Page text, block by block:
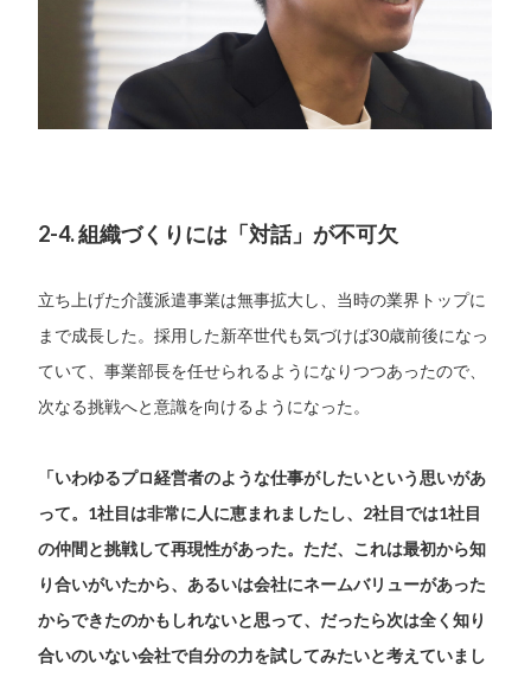
2-4. 組織づくりには「対話」が不可欠
立ち上げた介護派遣事業は無事拡大し、当時の業界トップに
まで成長した。採用した新卒世代も気づけば30歳前後になっ
ていて、事業部長を任せられるようになりつつあったので、
次なる挑戦へと意識を向けるようになった。
「いわゆるプロ経営者のような仕事がしたいという思いがあ
って。1社目は非常に人に恵まれましたし、2社目では1社目
の仲間と挑戦して再現性があった。ただ、これは最初から知
り合いがいたから、あるいは会社にネームバリューがあった
からできたのかもしれないと思って、だったら次は全く知り
合いのいない会社で自分の力を試してみたいと考えていまし